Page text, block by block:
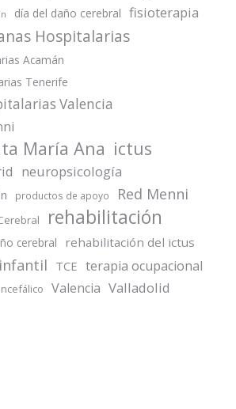
día del daño cerebral fisioterapia
Hospitalarias
Acamán
Tenerife
Valencia
María Ana ictus
neuropsicología
productos de apoyo Red Menni
rehabilitación
cerebral rehabilitación del ictus
TCE terapia ocupacional
Valencia Valladolid